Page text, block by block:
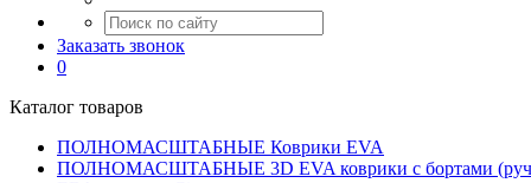
Заказать звонок
0
Каталог товаров
ПОЛНОМАСШТАБНЫЕ Коврики EVA
ПОЛНОМАСШТАБНЫЕ 3D EVA коврики с бортами